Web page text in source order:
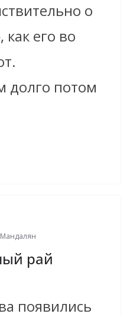
о
его во
долго потом
рай
появились